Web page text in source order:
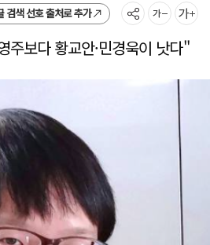
검색 선호 출처로 추가
주보다 황교안·민경욱이 낫다"